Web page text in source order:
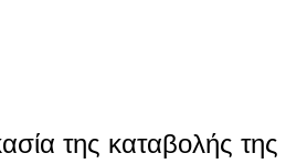
της καταβολής της